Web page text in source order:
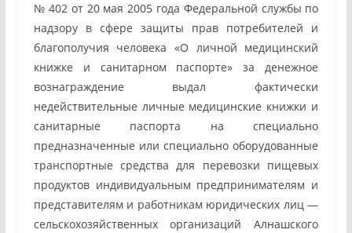
№ 402 от 20 мая 2005 года Федеральной службы по
надзору в сфере защиты прав потребителей и
благополучия человека «О личной медицинский
книжке и санитарном паспорте» за денежное
вознаграждение выдал фактически
недействительные личные медицинские книжки и
санитарные паспорта на специально
предназначенные или специально оборудованные
транспортные средства для перевозки пищевых
продуктов индивидуальным предпринимателям и
представителям и работникам юридических лиц —
сельскохозяйственных организаций Алнашского